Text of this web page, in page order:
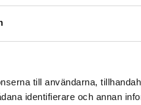
till användarna,
identifierare och annan